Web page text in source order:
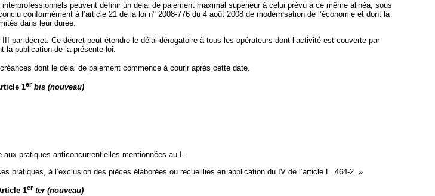
peuvent définir un délai de paiement maximal supérieur à celui prévu à ce même alinéa, sous
conformément à l’article 21 de la loi n° 2008-776 du 4 août 2008 de modernisation de l’économie et dont la
dans leur durée.
décret. Ce décret peut étendre le délai dérogatoire à tous les opérateurs dont l’activité est couverte par
la publication de la présente loi.
dont le délai de paiement commence à courir après cette date.
1er bis (nouveau)
pratiques anticoncurrentielles mentionnées au I.
pratiques, à l’exclusion des pièces élaborées ou recueillies en application du IV de l’article L. 464-2. »
1er ter (nouveau)